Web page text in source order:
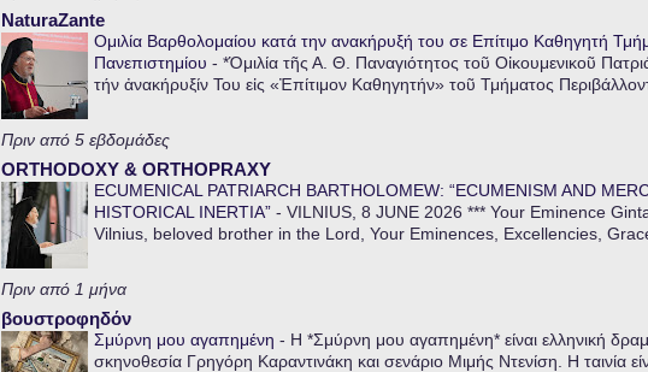
NaturaZante
Ομιλία Βαρθολομαίου κατά την ανακήρυξή του σε Επίτιμο Καθηγητή
Πανεπιστημίου - *Ὁμιλία τῆς Α. Θ. Παναγιότητος τοῦ Οἰκουμενικοῦ
τήν ἀνακήρυξίν Του εἰς «Ἐπίτιμον Καθηγητήν» τοῦ Τμήματος
Πριν από 5 εβδομάδες
ORTHODOXY & ORTHOPRAXY
ECUMENICAL PATRIARCH BARTHOLOMEW: “ECUMENISM AND
HISTORICAL INERTIA” - VILNIUS, 8 JUNE 2026 *** Your Eminence
Vilnius, beloved brother in the Lord, Your Eminences, Excellencies,
Πριν από 1 μήνα
βουστροφηδόν
Σμύρνη μου αγαπημένη - Η *Σμύρνη μου αγαπημένη* είναι ελληνική
σκηνοθεσία Γρηγόρη Καραντινάκη και σενάριο Μιμής Ντενίση. Η ταινία